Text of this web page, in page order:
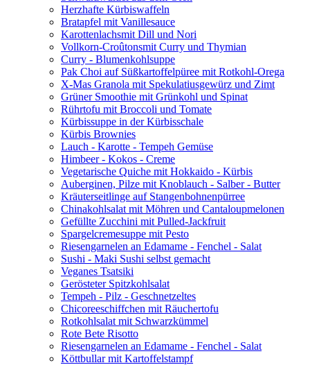
Herzhafte Kürbiswaffeln
Bratapfel mit Vanillesauce
Karottenlachsmit Dill und Nori
Vollkorn-Croûtonsmit Curry und Thymian
Curry - Blumenkohlsuppe
Pak Choi auf Süßkartoffelpüree mit Rotkohl-Orega
X-Mas Granola mit Spekulatiusgewürz und Zimt
Grüner Smoothie mit Grünkohl und Spinat
Rührtofu mit Broccoli und Tomate
Kürbissuppe in der Kürbisschale
Kürbis Brownies
Lauch - Karotte - Tempeh Gemüse
Himbeer - Kokos - Creme
Vegetarische Quiche mit Hokkaido - Kürbis
Auberginen, Pilze mit Knoblauch - Salber - Butter
Kräuterseitlinge auf Stangenbohnenpürree
Chinakohlsalat mit Möhren und Cantaloupmelonen
Gefüllte Zucchini mit Pulled-Jackfruit
Spargelcremesuppe mit Pesto
Riesengarnelen an Edamame - Fenchel - Salat
Sushi - Maki Sushi selbst gemacht
Veganes Tsatsiki
Gerösteter Spitzkohlsalat
Tempeh - Pilz - Geschnetzeltes
Chicoreeschiffchen mit Räuchertofu
Rotkohlsalat mit Schwarzkümmel
Rote Bete Risotto
Riesengarnelen an Edamame - Fenchel - Salat
Köttbullar mit Kartoffelstampf